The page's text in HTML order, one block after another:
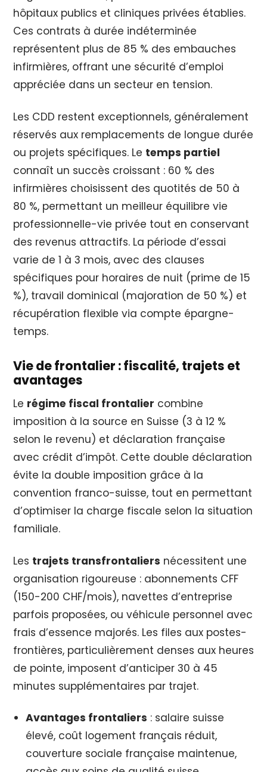
hôpitaux publics et cliniques privées établies.
Ces contrats à durée indéterminée
représentent plus de 85 % des embauches
infirmières, offrant une sécurité d’emploi
appréciée dans un secteur en tension.
Les CDD restent exceptionnels, généralement
réservés aux remplacements de longue durée
ou projets spécifiques. Le temps partiel
connaît un succès croissant : 60 % des
infirmières choisissent des quotités de 50 à
80 %, permettant un meilleur équilibre vie
professionnelle-vie privée tout en conservant
des revenus attractifs. La période d’essai
varie de 1 à 3 mois, avec des clauses
spécifiques pour horaires de nuit (prime de 15
%), travail dominical (majoration de 50 %) et
récupération flexible via compte épargne-
temps.
Vie de frontalier : fiscalité, trajets et
avantages
Le régime fiscal frontalier combine
imposition à la source en Suisse (3 à 12 %
selon le revenu) et déclaration française
avec crédit d’impôt. Cette double déclaration
évite la double imposition grâce à la
convention franco-suisse, tout en permettant
d’optimiser la charge fiscale selon la situation
familiale.
Les trajets transfrontaliers nécessitent une
organisation rigoureuse : abonnements CFF
(150-200 CHF/mois), navettes d’entreprise
parfois proposées, ou véhicule personnel avec
frais d’essence majorés. Les files aux postes-
frontières, particulièrement denses aux heures
de pointe, imposent d’anticiper 30 à 45
minutes supplémentaires par trajet.
Avantages frontaliers : salaire suisse
élevé, coût logement français réduit,
couverture sociale française maintenue,